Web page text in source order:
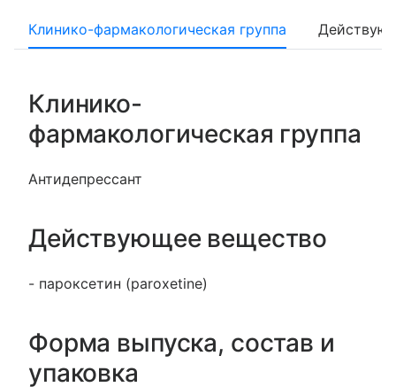
Клинико-фармакологическая группа
Клинико-
фармакологическая группа
Антидепрессант
Действующее вещество
- пароксетин (paroxetine)
Форма выпуска, состав и
упаковка